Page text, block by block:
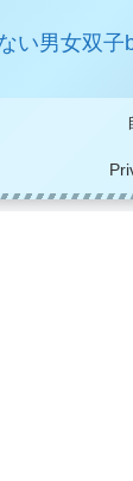
い男女双子